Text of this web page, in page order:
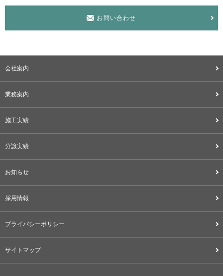
お問い合わせ
会社案内
業務案内
施工実績
分譲実績
お知らせ
採用情報
プライバシーポリシー
サイトマップ